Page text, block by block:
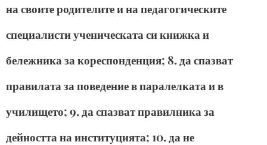
на своите родителите и на педагогическите
специалисти ученическата си книжка и
бележника за кореспонденция; 8. да спазват
правилата за поведение в паралелката и в
училището; 9. да спазват правилника за
дейността на институцията; 10. да не